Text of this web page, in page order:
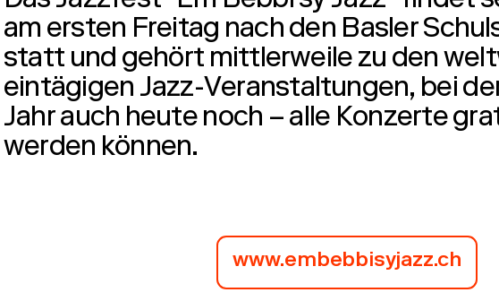
am ersten Freitag nach den Basler
statt und gehört mittlerweile zu den
eintägigen Jazz-Veranstaltungen, bei
Jahr auch heute noch – alle Konzerte
werden können.
www.embebbisyjazz.ch